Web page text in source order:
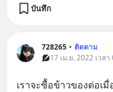
บันทึก
728265 • ติดตาม
17 เม.ย. 2022 เวลา
เราจะซื้อข้าวของต่อเ